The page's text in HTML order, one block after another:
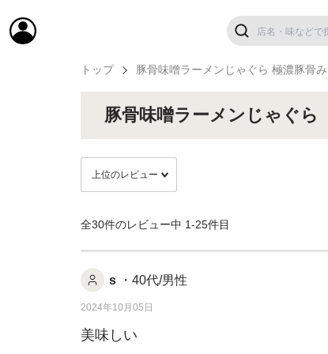
トップ 豚骨味噌ラーメンじゃぐら 極濃豚骨
豚骨味噌ラーメンじゃぐら
全30件のレビュー中 1-25件目
s ・40代/男性
2024年10月05日
美味しい